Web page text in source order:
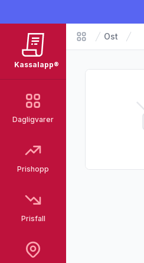
Kassalapp®
Dagligvarer
Prishopp
Prisfall
Matvarer
Ost